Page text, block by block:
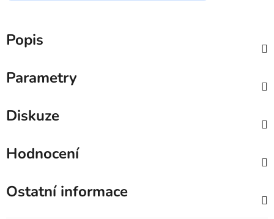
Popis
Parametry
Diskuze
Hodnocení
Ostatní informace